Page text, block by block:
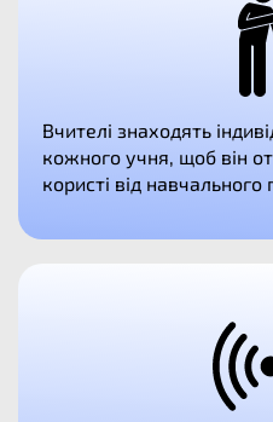
Вчителі знаходять
кожного учня, щоб він
користі від навчального